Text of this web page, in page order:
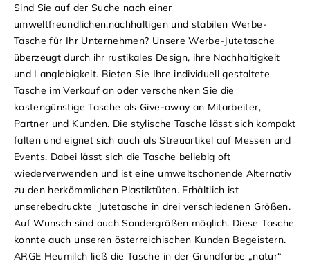
Sind Sie auf der Suche nach einer
umweltfreundlichen,nachhaltigen und stabilen Werbe-
Tasche für Ihr Unternehmen? Unsere Werbe-Jutetasche
überzeugt durch ihr rustikales Design, ihre Nachhaltigkeit
und Langlebigkeit. Bieten Sie Ihre individuell gestaltete
Tasche im Verkauf an oder verschenken Sie die
kostengünstige Tasche als Give-away an Mitarbeiter,
Partner und Kunden. Die stylische Tasche lässt sich kompakt
falten und eignet sich auch als Streuartikel auf Messen und
Events. Dabei lässt sich die Tasche beliebig oft
wiederverwenden und ist eine umweltschonende Alternativ
zu den herkömmlichen Plastiktüten. Erhältlich ist
unserebedruckte Jutetasche in drei verschiedenen Größen.
Auf Wunsch sind auch Sondergrößen möglich. Diese Tasche
konnte auch unseren österreichischen Kunden Begeistern.
ARGE Heumilch ließ die Tasche in der Grundfarbe „natur“